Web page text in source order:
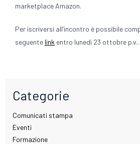
marketplace Amazon.
Per iscriversi all’incontro è possibile
seguente link entro lunedì 23 ottobre p.v..
Categorie
Comunicati stampa
Eventi
Formazione